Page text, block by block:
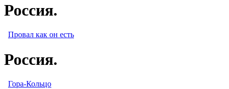
Россия.
Провал как он есть
Россия.
Гора-Кольцо